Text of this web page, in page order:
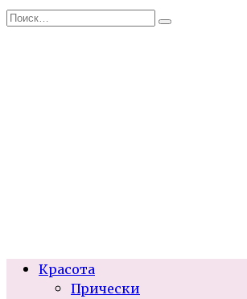
Перейти
Search
Красота
Прически